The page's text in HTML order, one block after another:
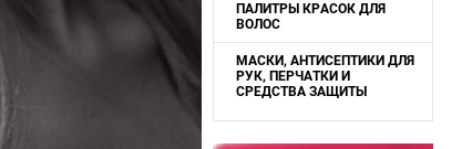
ПАЛИТРЫ КРАСОК ДЛЯ
ВОЛОС
МАСКИ, АНТИСЕПТИКИ ДЛЯ
РУК, ПЕРЧАТКИ И
СРЕДСТВА ЗАЩИТЫ